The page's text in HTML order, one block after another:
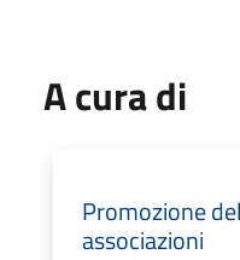
A cura di
Promozione
associazioni